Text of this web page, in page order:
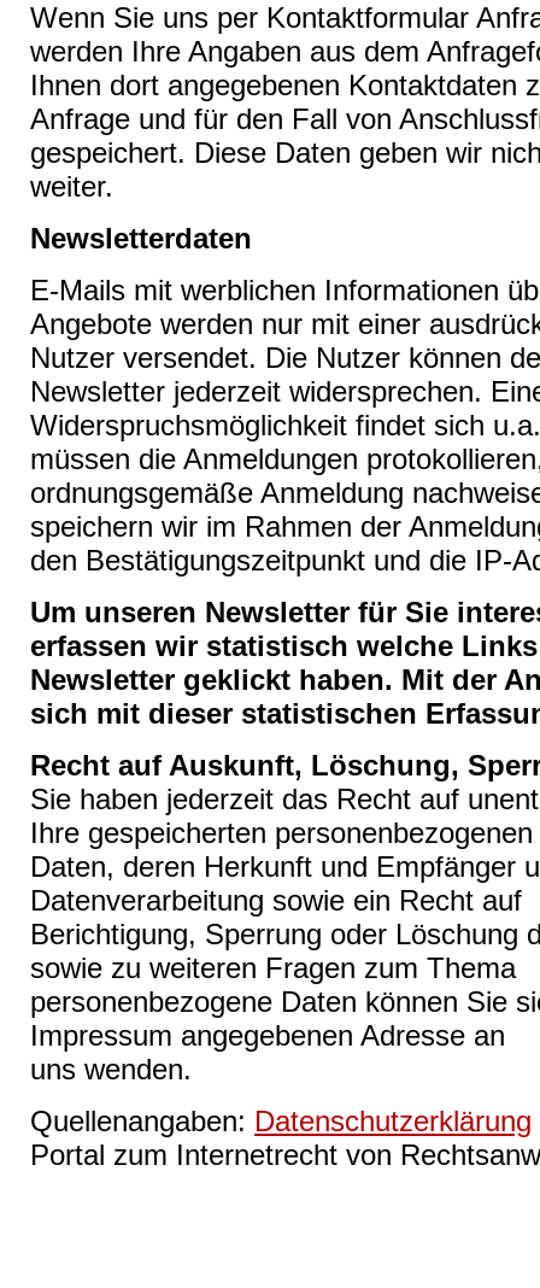
Wenn Sie uns per Kontaktformular
werden Ihre Angaben aus dem
Ihnen dort angegebenen Kontaktdaten
Anfrage und für den Fall von
gespeichert. Diese Daten geben wir
weiter.
Newsletterdaten
E-Mails mit werblichen Informationen
Angebote werden nur mit einer
Nutzer versendet. Die Nutzer können
Newsletter jederzeit widersprechen.
Widerspruchsmöglichkeit findet sich
müssen die Anmeldungen
ordnungsgemäße Anmeldung
speichern wir im Rahmen der
den Bestätigungszeitpunkt und die IP-
Um unseren Newsletter für Sie
erfassen wir statistisch welche
Newsletter geklickt haben. Mit der
sich mit dieser statistischen
Recht auf Auskunft, Löschung,
Sie haben jederzeit das Recht auf
Ihre gespeicherten personenbezogenen
Daten, deren Herkunft und Empfänger
Datenverarbeitung sowie ein Recht auf
Berichtigung, Sperrung oder Löschung
sowie zu weiteren Fragen zum Thema
personenbezogene Daten können Sie
Impressum angegebenen Adresse an
uns wenden.
Quellenangaben: Datenschutzerklärung
Portal zum Internetrecht von